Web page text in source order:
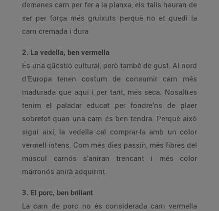
demanes carn per fer a la planxa, els talls hauran de
ser per força més gruixuts perquè no et quedi la
carn cremada i dura
2. La vedella, ben vermella
És una qüestió cultural, però també de gust. Al nord
d’Europa tenen costum de consumir carn més
madurada que aquí i per tant, més seca. Nosaltres
tenim el paladar educat per fondre’ns de plaer
sobretot quan una carn és ben tendra. Perquè això
sigui així, la vedella cal comprar-la amb un color
vermell intens. Com més dies passin, més fibres del
múscul carnós s’aniran trencant i més color
marronós anirà adquirint.
3. El porc, ben brillant
La carn de porc no és considerada carn vermella